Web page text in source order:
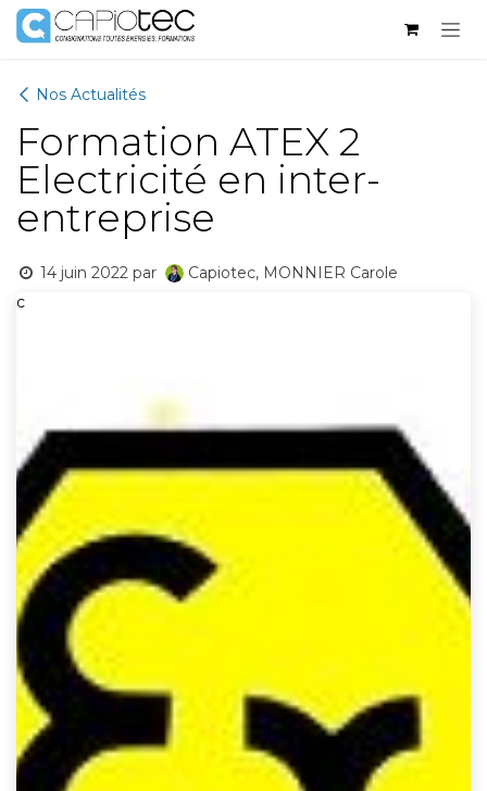
Se rendre au contenu
Nos Actualités
Formation ATEX 2
Electricité en inter-
entreprise
14 juin 2022 par
Capiotec, MONNIER Carole
c